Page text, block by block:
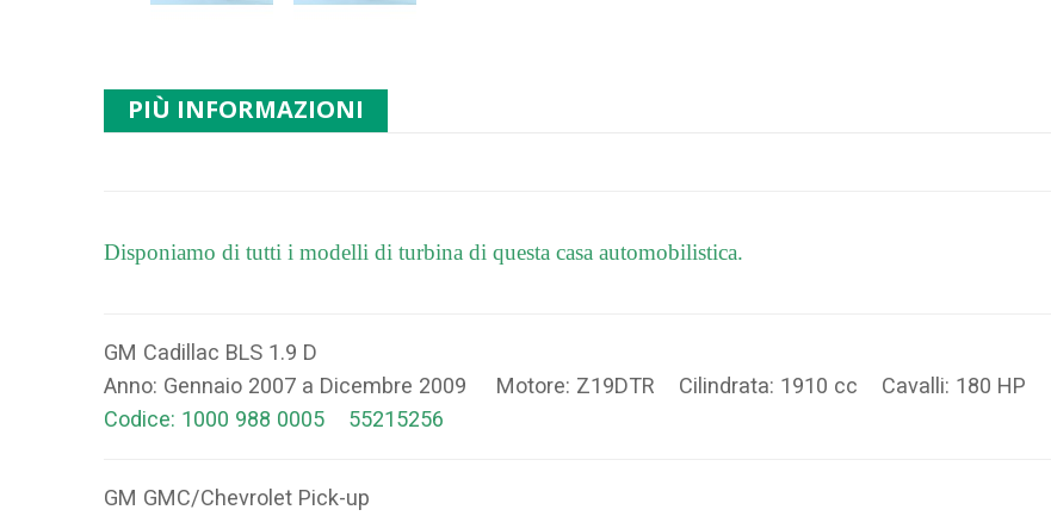
PIÙ INFORMAZIONI
Disponiamo di tutti i modelli di turbina di questa casa automobilistica.
GM Cadillac BLS 1.9 D
Anno: Gennaio 2007 a Dicembre 2009 Motore: Z19DTR Cilindrata: 1910 cc Cavalli: 180 HP
Codice: 1000 988 0005 55215256
GM GMC/Chevrolet Pick-up